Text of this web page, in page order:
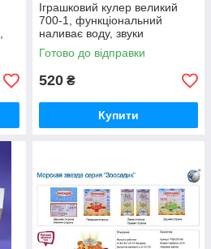
Іграшковий кулер великий
700-1, функціональний
наливає воду, звуки
булькання, підсвітка, 2
паперові стаканчики,
Готово до відправки
520 ₴
Купити